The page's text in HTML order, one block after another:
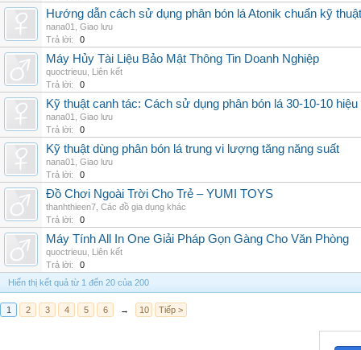
Hướng dẫn cách sử dụng phân bón lá Atonik chuẩn kỹ thuật
nana01
Giao lưu
Trả lời:
0
Máy Hủy Tài Liệu Bảo Mật Thông Tin Doanh Nghiệp
quoctrieuu Liên kết
Trả lời:
0
Kỹ thuật canh tác: Cách sử dụng phân bón lá 30-10-10 hiệu
nana01
Giao lưu
Trả lời:
0
Kỹ thuật dùng phân bón lá trung vi lượng tăng năng suất
nana01
Giao lưu
Trả lời:
0
Đồ Chơi Ngoài Trời Cho Trẻ – YUMI TOYS
thanhthieen7 Các đồ gia dụng khác
Trả lời:
0
Máy Tính All In One Giải Pháp Gọn Gàng Cho Văn Phòng
quoctrieuu Liên kết
Trả lời:
0
Hiển thị kết quả từ 1 đến 20 của 200
1 2 3 4 5 6 → 10 Tiếp >